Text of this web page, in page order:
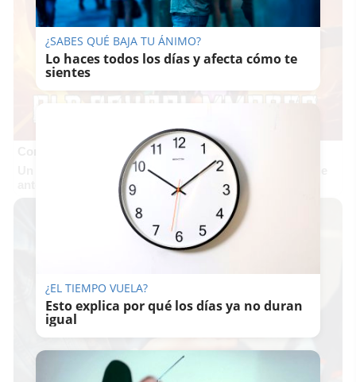
Corepunk MMORPG
Un verdadero MMORPG de la vieja escuela ¡Cómo los de
¿SABES QUÉ BAJA TU ÁNIMO?
Lo haces todos los días y afecta cómo te
sientes
¿EL TIEMPO VUELA?
Esto explica por qué los días ya no duran
igual